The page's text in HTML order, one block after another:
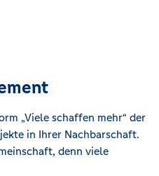
„Viele schaffen mehr“ der
in Ihrer Nachbarschaft.
denn viele